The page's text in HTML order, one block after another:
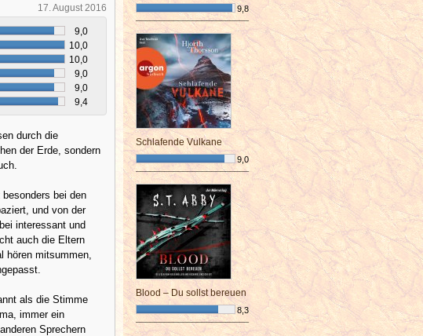
17. August 2016
9,0
10,0
10,0
9,0
9,0
9,4
durch die
der Erde, sondern
bei den
und von der
interessant und
auch die Eltern
hören mitsummen,
als die Stimme
immer ein
Sprechern
9,8
¯¯¯¯¯¯¯¯¯¯¯¯¯¯¯¯¯¯¯¯¯¯¯¯
Schlafende Vulkane
9,0
¯¯¯¯¯¯¯¯¯¯¯¯¯¯¯¯¯¯¯¯¯¯¯¯
Blood – Du sollst bereuen
8,3
¯¯¯¯¯¯¯¯¯¯¯¯¯¯¯¯¯¯¯¯¯¯¯¯